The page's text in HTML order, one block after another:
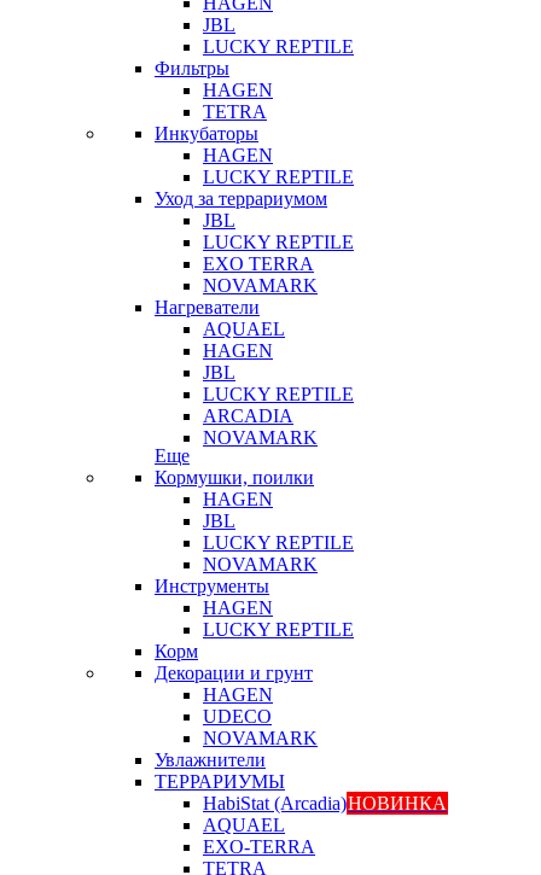
JBL
LUCKY REPTILE
Фильтры
HAGEN
TETRA
Инкубаторы
HAGEN
LUCKY REPTILE
Уход за террариумом
JBL
LUCKY REPTILE
EXO TERRA
NOVAMARK
Нагреватели
AQUAEL
HAGEN
JBL
LUCKY REPTILE
ARCADIA
NOVAMARK
Еще
Кормушки, поилки
HAGEN
JBL
LUCKY REPTILE
NOVAMARK
Инструменты
HAGEN
LUCKY REPTILE
Корм
Декорации и грунт
HAGEN
UDECO
NOVAMARK
Увлажнители
ТЕРРАРИУМЫ
HabiStat (Arcadia)НОВИНКА
AQUAEL
EXO-TERRA
TETRA